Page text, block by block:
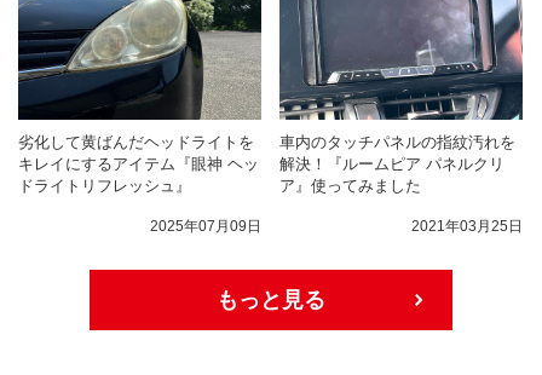
劣化して黄ばんだヘッドライトを
キレイにするアイテム『眼神 ヘッ
ドライトリフレッシュ』
2025年07月09日
車内のタッチパネルの指紋汚れを
解決！『ルームピア パネルクリ
ア』使ってみました
2021年03月25日
もっと見る